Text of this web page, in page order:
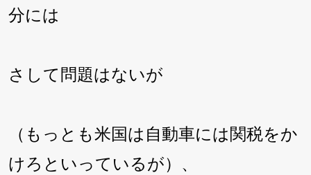
分には
さして問題はないが
（もっとも米国は自動車には関税をか
けろといっているが）、